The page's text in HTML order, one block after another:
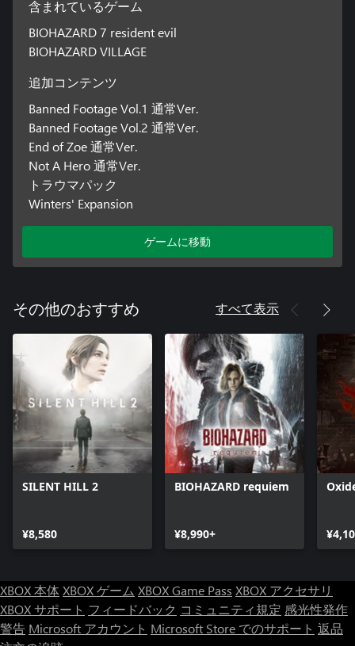
含まれているゲーム
BIOHAZARD 7 resident evil
BIOHAZARD VILLAGE
追加コンテンツ
Banned Footage Vol.1 通常Ver.
Banned Footage Vol.2 通常Ver.
End of Zoe 通常Ver.
Not A Hero 通常Ver.
トラウマパック
Winters' Expansion
ゲームに移動
その他のおすすめ すべて表示
SILENT HILL 2
¥8,580
BIOHAZARD requiem
¥8,990+
XBOX 本体XBOX ゲーム XBOX Game Pass XBOX アクセサリ
XBOX サポート フィードバック コミュニティ規定 感光性発作
警告 Microsoft アカウント Microsoft Store でのサポート 返品